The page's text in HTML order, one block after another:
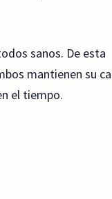
sanos. De esta
mantienen su
el tiempo.